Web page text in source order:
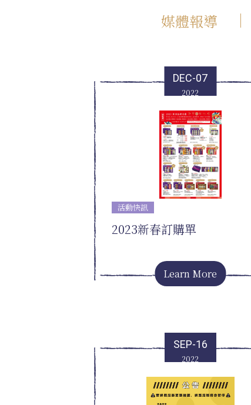
媒體報導
DEC-07
2022
活動快訊
2023新春訂購單
Learn More
SEP-16
2022